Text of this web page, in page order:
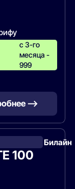
с 3-го
месяца -
999
—>
Билайн
100